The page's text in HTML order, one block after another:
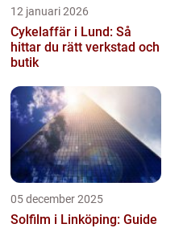
12 januari 2026
Cykelaffär i Lund: Så
hittar du rätt verkstad och
butik
05 december 2025
Solfilm i Linköping: Guide